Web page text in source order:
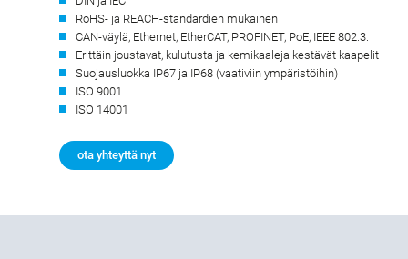
RoHS- ja REACH-standardien mukainen
CAN-väylä, Ethernet, EtherCAT, PROFINET, PoE, IEEE 802.3.
Erittäin joustavat, kulutusta ja kemikaaleja kestävät kaapelit
Suojausluokka IP67 ja IP68 (vaativiin ympäristöihin)
ISO 9001
ISO 14001
ota yhteyttä nyt